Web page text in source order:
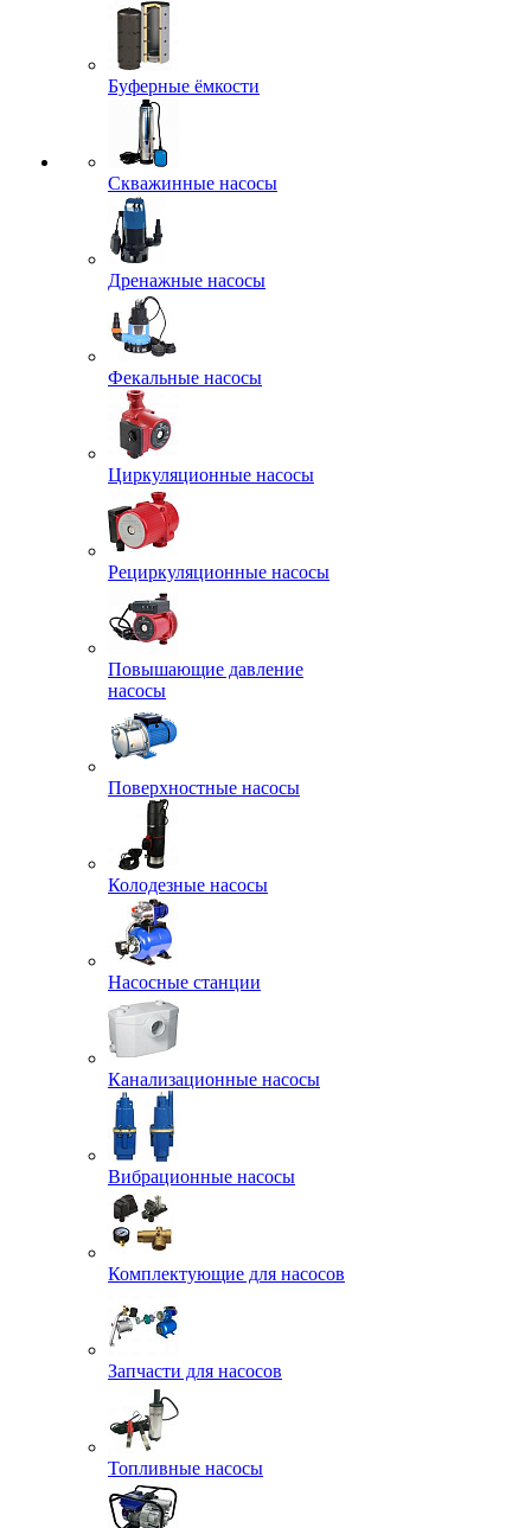
Буферные ёмкости
Скважинные насосы
Дренажные насосы
Фекальные насосы
Циркуляционные насосы
Рециркуляционные насосы
Повышающие давление
насосы
Поверхностные насосы
Колодезные насосы
Насосные станции
Канализационные насосы
Вибрационные насосы
Комплектующие для насосов
Запчасти для насосов
Топливные насосы